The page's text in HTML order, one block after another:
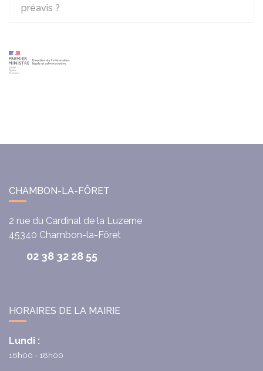
préavis ?
CHAMBON-LA-FÔRET
2 rue du Cardinal de la Luzerne
45340 Chambon-la-Fôret
02 38 32 28 55
HORAIRES DE LA MAIRIE
Lundi :
16h00 - 18h00